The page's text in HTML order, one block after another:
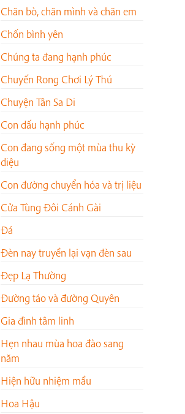
Chăn bò, chăn mình và chăn em
Chốn bình yên
Chúng ta đang hạnh phúc
Chuyến Rong Chơi Lý Thú
Chuyện Tân Sa Di
Con dấu hạnh phúc
Con đang sống một mùa thu kỳ
diệu
Con đường chuyển hóa và trị liệu
Cửa Tùng Đôi Cánh Gài
Đá
Đèn nay truyền lại vạn đèn sau
Đẹp Lạ Thường
Đường táo và đường Quyên
Gia đình tâm linh
Hẹn nhau mùa hoa đào sang
năm
Hiện hữu nhiệm mầu
Hoa Hậu